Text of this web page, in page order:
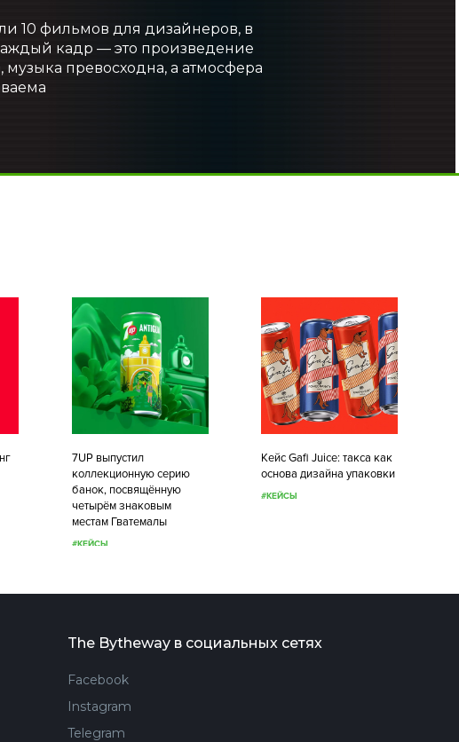
10 фильмов для дизайнеров, в
кадр — это произведение
музыка превосходна, а атмосфера
7UP выпустил
коллекционную серию
банок, посвящённую
четырём знаковым
местам Гватемалы
#КЕЙСЫ
Кейс Gafi Juice: такса как
основа дизайна упаковки
#КЕЙСЫ
The Bytheway в социальных сетях
Facebook
Instagram
Telegram